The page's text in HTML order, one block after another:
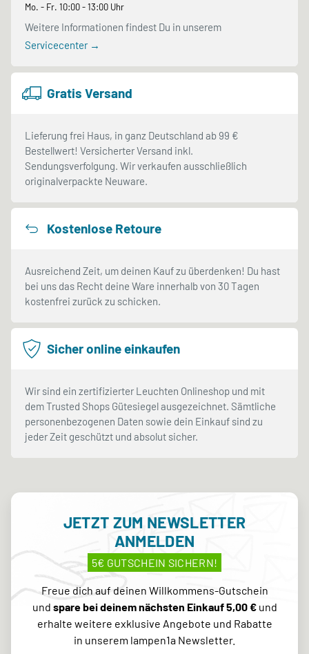
Mo. - Fr. 10:00 - 13:00 Uhr
Weitere Informationen findest Du in unserem
Servicecenter →
Gratis Versand
Lieferung frei Haus, in ganz Deutschland ab 99 €
Bestellwert! Versicherter Versand inkl.
Sendungsverfolgung. Wir verkaufen ausschließlich
originalverpackte Neuware.
Kostenlose Retoure
Ausreichend Zeit, um deinen Kauf zu überdenken! Du hast
bei uns das Recht deine Ware innerhalb von 30 Tagen
kostenfrei zurück zu schicken.
Sicher online einkaufen
Wir sind ein zertifizierter Leuchten Onlineshop und mit
dem Trusted Shops Gütesiegel ausgezeichnet. Sämtliche
personenbezogenen Daten sowie dein Einkauf sind zu
jeder Zeit geschützt und absolut sicher.
JETZT ZUM NEWSLETTER
ANMELDEN
5€ GUTSCHEIN SICHERN!
Freue dich auf deinen Willkommens-Gutschein
und spare bei deinem nächsten Einkauf 5,00 €und
erhalte weitere exklusive Angebote und Rabatte
in unserem lampen1a Newsletter.